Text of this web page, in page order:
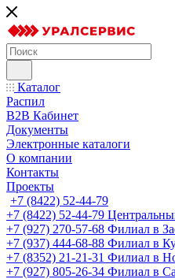
Каталог
Распил
B2B Кабинет
Документы
Электронные каталоги
О компании
Контакты
Проекты
+7 (8422) 52-44-79
+7 (8422) 52-44-79
+7 (927) 270-57-68 Филиал в
+7 (937) 444-68-88 Филиал в
+7 (8352) 21-21-31 Филиал в
+7 (927) 805-26-34 Филиал в